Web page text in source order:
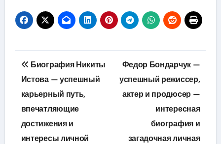
Навигация
по
записям
Биография Никиты
Истова — успешный
карьерный путь,
впечатляющие
достижения и
интересы личной
Федор Бондарчук —
успешный режиссер,
актер и продюсер —
интересная
биография и
загадочная личная